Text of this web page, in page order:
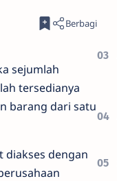
sejumlah
tersedianya
barang dari satu
diakses dengan